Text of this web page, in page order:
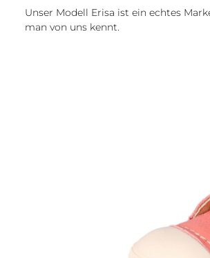
Unser Modell Erisa ist ein echtes
man von uns kennt.